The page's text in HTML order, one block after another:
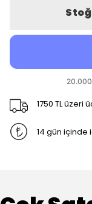
1750 TL üzeri
14 gün